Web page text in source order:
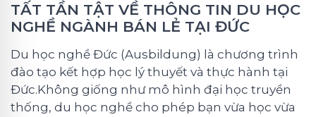
TẤT TẦN TẬT VỀ THÔNG TIN DU HỌC
NGHỀ NGÀNH BÁN LẺ TẠI ĐỨC
Du học nghề Đức (Ausbildung) là chương trình
đào tạo kết hợp học lý thuyết và thực hành tại
Đức.Không giống như mô hình đại học truyền
thống, du học nghề cho phép bạn vừa học vừa